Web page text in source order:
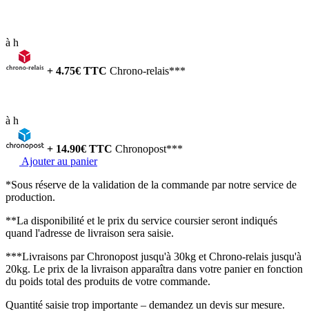
à h
+ 4.75€ TTC Chrono-relais***
à h
+ 14.90€ TTC Chronopost***
Ajouter au panier
*Sous réserve de la validation de la commande par notre service de
production.
**La disponibilité et le prix du service coursier seront indiqués
quand l'adresse de livraison sera saisie.
***Livraisons par Chronopost jusqu'à 30kg et Chrono-relais jusqu'à
20kg. Le prix de la livraison apparaîtra dans votre panier en fonction
du poids total des produits de votre commande.
Quantité saisie trop importante – demandez un devis sur mesure.